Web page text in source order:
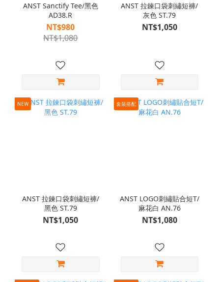
ANST Sanctify Tee/黑色
AD38.R
NT$980
NT$1,080
ANST 拉鍊口袋刺繡短褲/
灰色 ST.79
NT$1,050
NEW
ANST 拉鍊口袋刺繡短褲/
黑色 ST.79
NT$1,050
套裝搭配
ANST LOGO刺繡貼合短T/
麻花白 AN.76
NT$1,080